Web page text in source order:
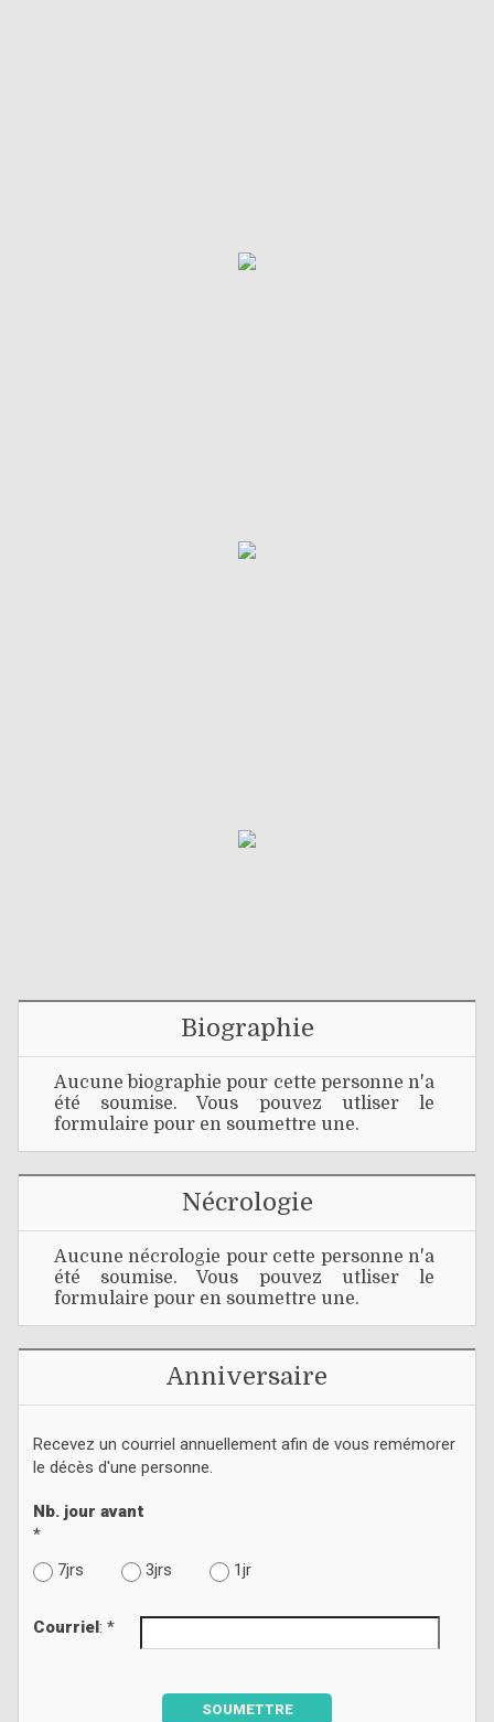
Biographie
Aucune biographie pour cette personne n'a
été soumise. Vous pouvez utliser le
formulaire pour en soumettre une.
Nécrologie
Aucune nécrologie pour cette personne n'a
été soumise. Vous pouvez utliser le
formulaire pour en soumettre une.
Anniversaire
Recevez un courriel annuellement afin de vous remémorer
le décès d'une personne.
Nb. jour avant
*
7jrs
3jrs 1jr
Courriel: *
SOUMETTRE